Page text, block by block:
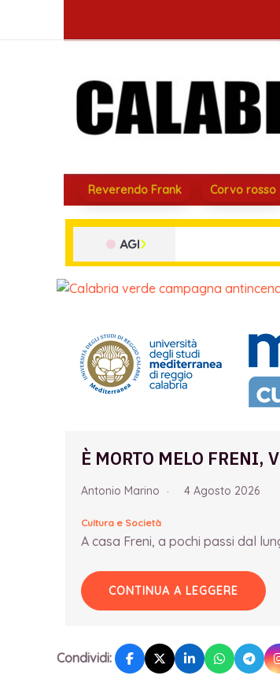
Reverendo Frank Corvo rosso
È MORTO MELO FRENI,
Antonio Marino 4 Agosto 2026
Cultura e Società
A casa Freni, a pochi passi dal
CONTINUA A LEGGERE
Condividi: